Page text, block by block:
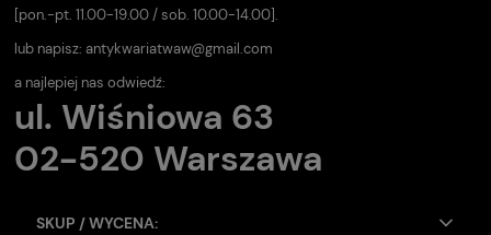
[pon.-pt. 11.00-19.00 / sob. 10.00-14.00].
lub napisz: antykwariatwaw@gmail.com
a najlepiej nas odwiedź:
ul. Wiśniowa 63
02-520 Warszawa
SKUP / WYCENA: